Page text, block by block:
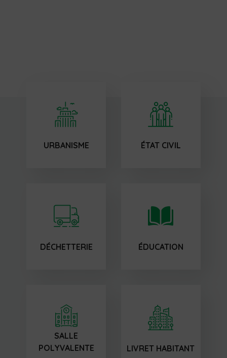
URBANISME ÉTAT CIVIL
DÉCHETTERIE ÉDUCATION
SALLE
POLYVALENTE
LIVRET HABITANT